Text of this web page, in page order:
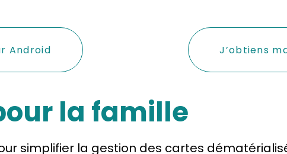
Android J’obtiens
la famille
simplifier la gestion des cartes